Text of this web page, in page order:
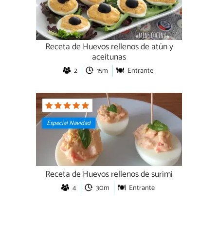
Receta de Huevos rellenos de atún y
aceitunas
2 15m Entrante
Especial Navidad
Receta de Huevos rellenos de surimi
4 30m Entrante